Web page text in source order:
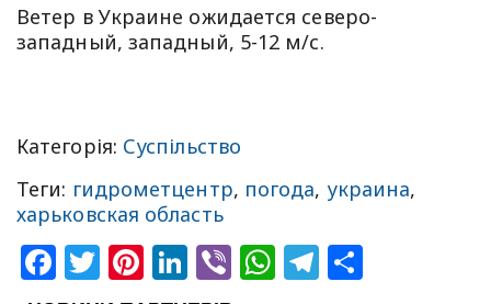
Ветер в Украине ожидается северо-
западный, западный, 5-12 м/с.
Категорія: Суспільство
Теги: гидрометцентр, погода, украина,
харьковская область
Facebook
Twitter
Pinterest
LinkedIn
ViberWhatsApp
Telegram